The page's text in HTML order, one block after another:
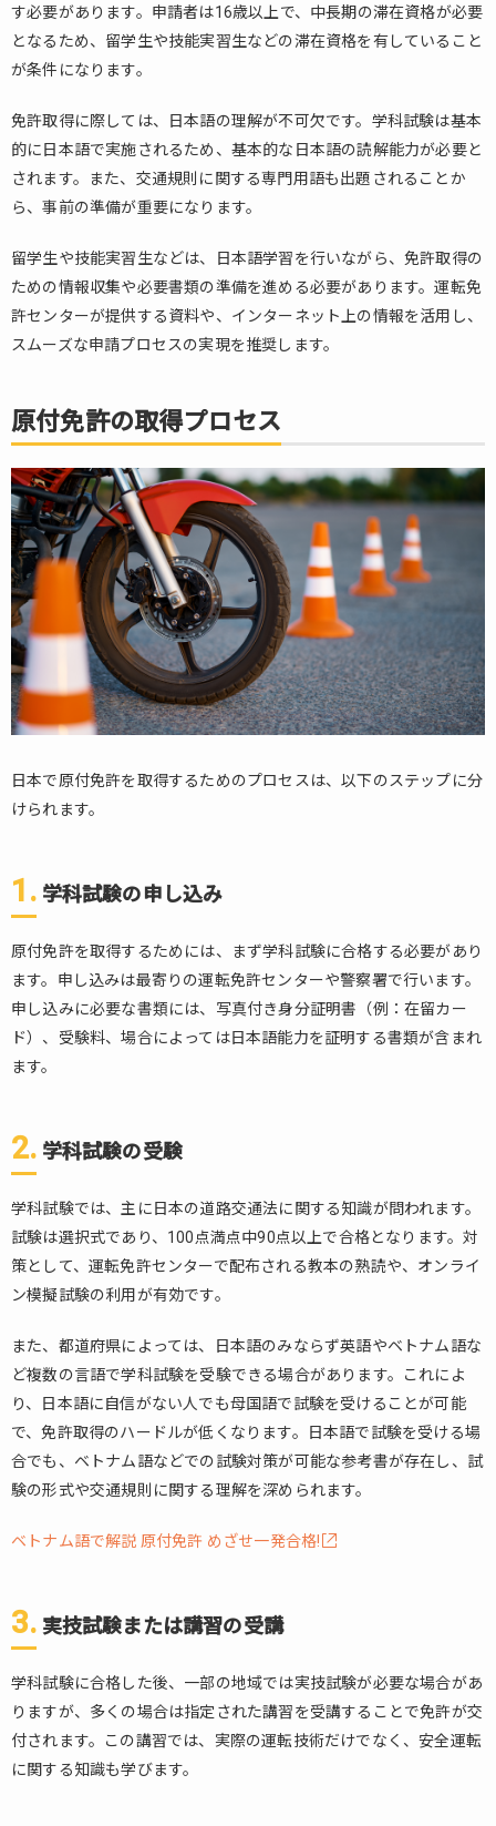
科試
験の
込み
3.2.
2. 学
験の
受験
3.3.
技試
験ま
たは
講
3.4.
4. 免
許の
交付
4.
4.1.
外免
切替
件
4.2.
と手
4.3.
試験
と実
5.
で
運
転
す
注
意
点
6.
ベ
ナ
け
ポ
ト
体
制
す必要があります。申請者は16歳以上で、中長期の滞在資格が必要
となるため、留学生や技能実習生などの滞在資格を有していること
が条件になります。
免許取得に際しては、日本語の理解が不可欠です。学科試験は基本
的に日本語で実施されるため、基本的な日本語の読解能力が必要と
されます。また、交通規則に関する専門用語も出題されることか
ら、事前の準備が重要になります。
留学生や技能実習生などは、日本語学習を行いながら、免許取得の
ための情報収集や必要書類の準備を進める必要があります。運転免
許センターが提供する資料や、インターネット上の情報を活用し、
スムーズな申請プロセスの実現を推奨します。
原付免許の取得プロセス
日本で原付免許を取得するためのプロセスは、以下のステップに分
けられます。
1. 学科試験の申し込み
原付免許を取得するためには、まず学科試験に合格する必要があり
ます。申し込みは最寄りの運転免許センターや警察署で行います。
申し込みに必要な書類には、写真付き身分証明書（例：在留カー
ド）、受験料、場合によっては日本語能力を証明する書類が含まれ
ます。
2. 学科試験の受験
学科試験では、主に日本の道路交通法に関する知識が問われます。
試験は選択式であり、100点満点中90点以上で合格となります。対
策として、運転免許センターで配布される教本の熟読や、オンライ
ン模擬試験の利用が有効です。
また、都道府県によっては、日本語のみならず英語やベトナム語な
ど複数の言語で学科試験を受験できる場合があります。これによ
り、日本語に自信がない人でも母国語で試験を受けることが可能
で、免許取得のハードルが低くなります。日本語で試験を受ける場
合でも、ベトナム語などでの試験対策が可能な参考書が存在し、試
験の形式や交通規則に関する理解を深められます。
ベトナム語で解説 原付免許 めざせ一発合格!
3. 実技試験または講習の受講
学科試験に合格した後、一部の地域では実技試験が必要な場合があ
りますが、多くの場合は指定された講習を受講することで免許が交
付されます。この講習では、実際の運転技術だけでなく、安全運転
に関する知識も学びます。